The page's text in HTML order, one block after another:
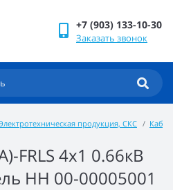
+7 (903) 133-10-30
Заказать звонок
продукция, СКС
FRLS 4х1 0.66кВ
НН 00-00005001